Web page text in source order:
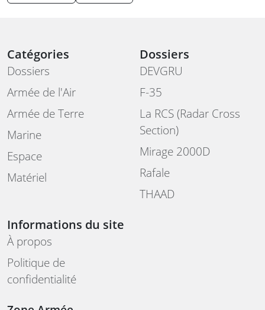
Catégories
Dossiers
Armée de l'Air
Armée de Terre
Marine
Espace
Matériel
Dossiers
DEVGRU
F-35
La RCS (Radar Cross
Section)
Mirage 2000D
Rafale
THAAD
Informations du site
À propos
Politique de
confidentialité